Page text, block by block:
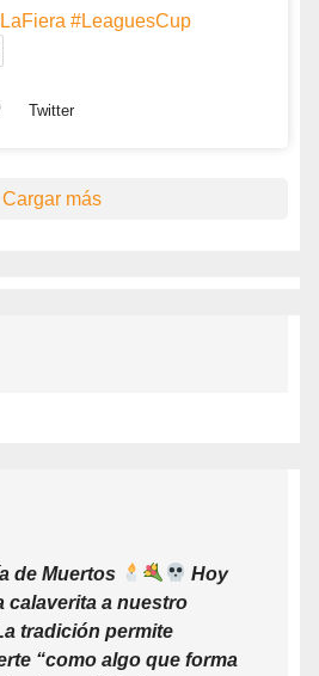
#LeaguesCup
Twitter
Cargar más
de Muertos
Hoy
calaverita a nuestro
tradición permite
“como algo que forma